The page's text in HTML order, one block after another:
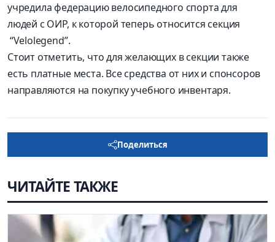
учредила федерацию велосипедного спорта для
людей с ОИР, к которой теперь относится секция
“Velolegend”.
Стоит отметить, что для желающих в секции также
есть платные места. Все средства от них и спонсоров
направляются на покупку учебного инвентаря.
Поделиться
ЧИТАЙТЕ ТАКЖЕ